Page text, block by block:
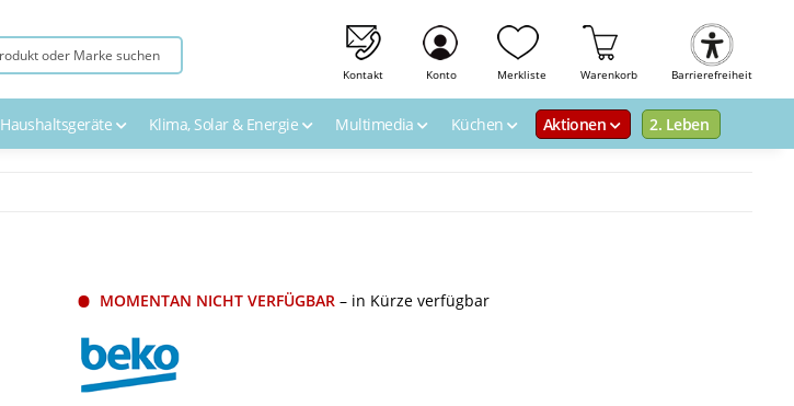
Kontakt Konto Merkliste Warenkorb Barrierefreiheit
Haushaltsgeräte Klima, Solar & Energie Multimedia Küchen Aktionen 2. Leben
MOMENTAN NICHT VERFÜGBAR – in Kürze verfügbar